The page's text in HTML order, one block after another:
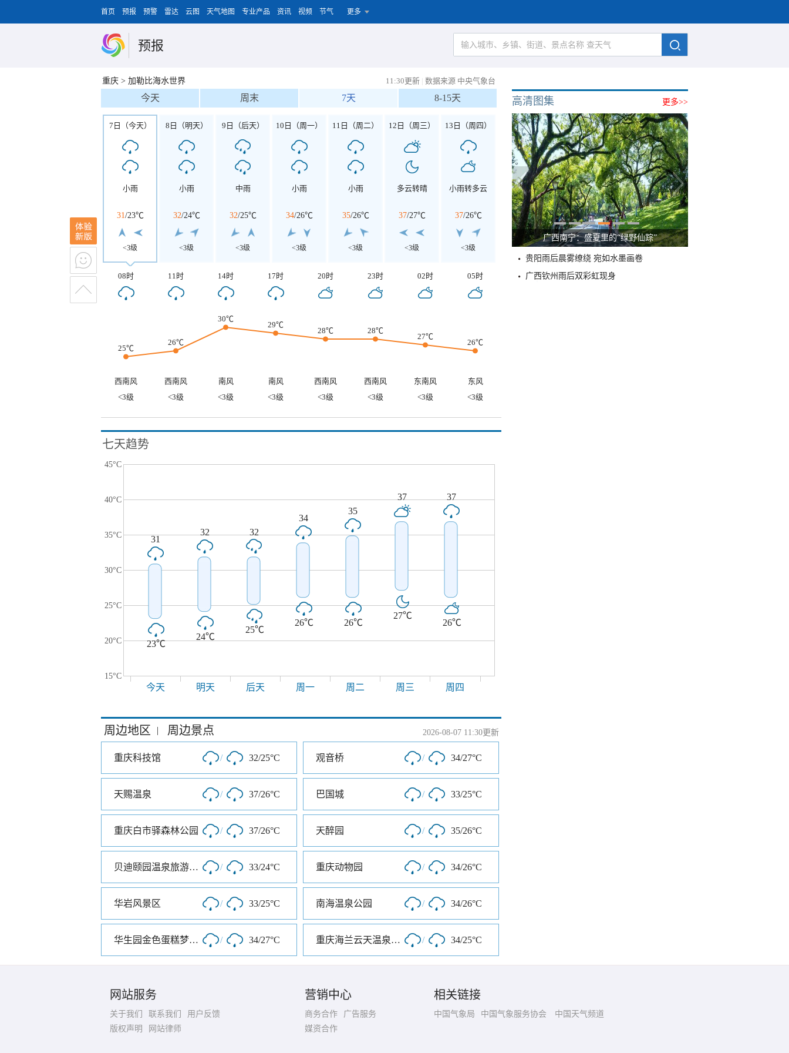
首页 预报 预警 雷达 云图 天气地图 专业产品 资讯 视频 节气 更多
预报
重庆 > 加勒比海水世界 11:30更新 | 数据来源 中央气象台
今天 周末 7天 8-15天
7日（今天）
小雨
31/23℃
<3级
8日（明天）
小雨
32/24℃
<3级
9日（后天）
中雨
32/25℃
<3级
10日（周一）
小雨
34/26℃
<3级
11日（周二）
小雨
35/26℃
<3级
12日（周三）
多云转晴
37/27℃
<3级
13日（周四）
小雨转多云
37/26℃
<3级
08时 11时 14时 17时 20时 23时 02时 05时
25℃
26℃
30℃
29℃
28℃ 28℃
27℃
26℃
西南风 西南风 南风 南风 西南风 西南风 东南风
东风
<3级
<3级 <3级 <3级 <3级 <3级 <3级 <3级
七天趋势
45°C
40°C
35°C
30°C
25°C
20°C
15°C
31
23℃
32
24℃
32
25℃
34
26℃
35
26℃
37
27℃
37
26℃
今天 明天 后天 周一 周二 周三 周四
周边地区 | 周边景点 2026-08-07 11:30更新
重庆科技馆 / 32/25°C 观音桥 / 34/27°C
天赐温泉 / 37/26°C 巴国城 / 33/25°C
重庆白市驿森林公园 / 37/26°C 天醉园 / 35/26°C
贝迪颐园温泉旅游度假区 / 33/24°C 重庆动物园 / 34/26°C
华岩风景区 / 33/25°C 南海温泉公园 / 34/26°C
华生园金色蛋糕梦幻王国 / 34/27°C 重庆海兰云天温泉度假区 / 34/25°C
更多>>
高清图集
广西南宁：盛夏里的“绿野仙踪”
贵阳雨后晨雾缭绕 宛如水墨画卷
广西钦州雨后双彩虹现身
网站服务
关于我们 联系我们
用户反馈
版权声明
网站律师
营销中心
商务合作
广告服务
媒资合作
相关链接
中国气象局 中国气象服务协会 中国天气频道